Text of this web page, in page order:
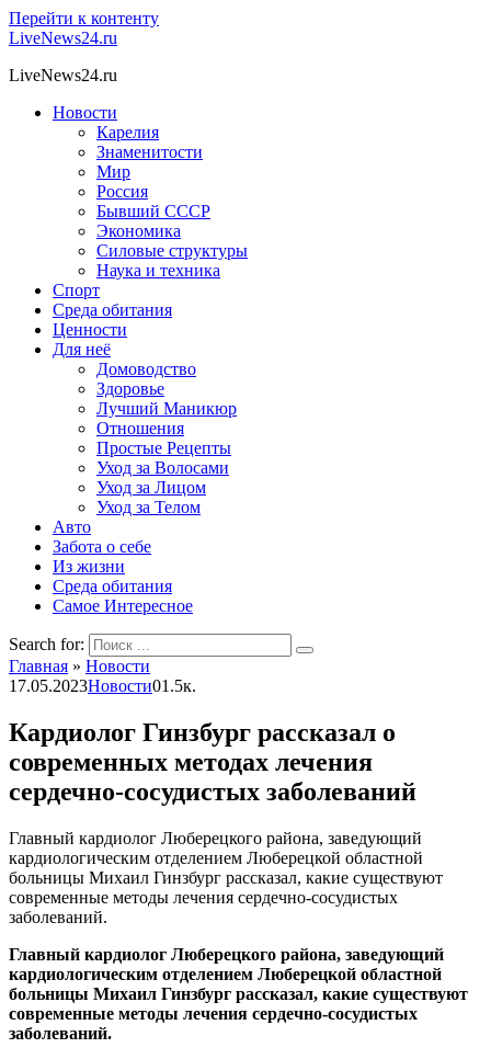
Перейти к контенту
LiveNews24.ru
LiveNews24.ru
Новости
Карелия
Знаменитости
Мир
Россия
Бывший СССР
Экономика
Силовые структуры
Наука и техника
Спорт
Среда обитания
Ценности
Для неё
Домоводство
Здоровье
Лучший Маникюр
Отношения
Простые Рецепты
Уход за Волосами
Уход за Лицом
Уход за Телом
Авто
Забота о себе
Из жизни
Среда обитания
Самое Интересное
Search for:
Главная » Новости
17.05.2023Новости01.5к.
Кардиолог Гинзбург рассказал о
современных методах лечения
сердечно-сосудистых заболеваний
Главный кардиолог Люберецкого района, заведующий
кардиологическим отделением Люберецкой областной
больницы Михаил Гинзбург рассказал, какие существуют
современные методы лечения сердечно-сосудистых
заболеваний.
Главный кардиолог Люберецкого района, заведующий
кардиологическим отделением Люберецкой областной
больницы Михаил Гинзбург рассказал, какие существуют
современные методы лечения сердечно-сосудистых
заболеваний.